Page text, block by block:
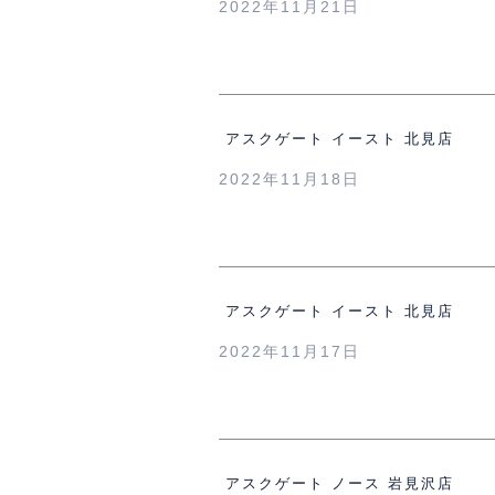
2022年11月21日
アスクゲート イースト 北見店
2022年11月18日
アスクゲート イースト 北見店
2022年11月17日
アスクゲート ノース 岩見沢店